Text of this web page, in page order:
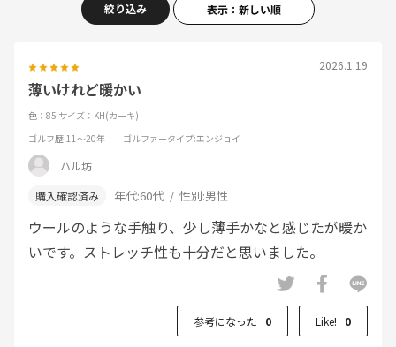
絞り込み 表示：新しい順
2026.1.19
薄いけれど暖かい
色：85 サイズ：KH(カーキ)
ゴルフ歴:11～20年 ゴルファータイプ:エンジョイ
ハル坊
年代:60代 性別:男性
ウールのような手触り、少し薄手かなと感じたが暖か
いです。ストレッチ性も十分だと思いました。
参考になった 0 Like! 0